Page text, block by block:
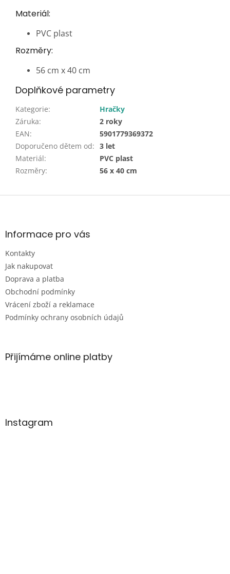
Materiál:
PVC plast
Rozměry:
56 cm x 40 cm
Doplňkové parametry
Kategorie:
Hračky
Záruka:
2 roky
EAN:
5901779369372
Doporučeno dětem od: 3 let
Materiál:
PVC plast
Rozměry: 56 x 40 cm
Z
aInformace pro vás
Kontakty
Jak nakupovat
Doprava a platba
Obchodní podmínky
Vrácení zboží a reklamace
Podmínky ochrany osobních údajů
Přijímáme online platby
Instagram